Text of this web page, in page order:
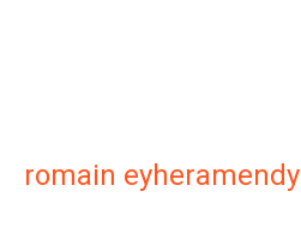
romain eyheramendy